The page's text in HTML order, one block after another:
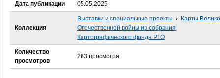
Дата публикации 05.05.2025
Коллекция
Выставки и специальные проекты › Карты
Отечественной войны из собрания
Картографического фонда РГО
Количество
просмотров
283 просмотра